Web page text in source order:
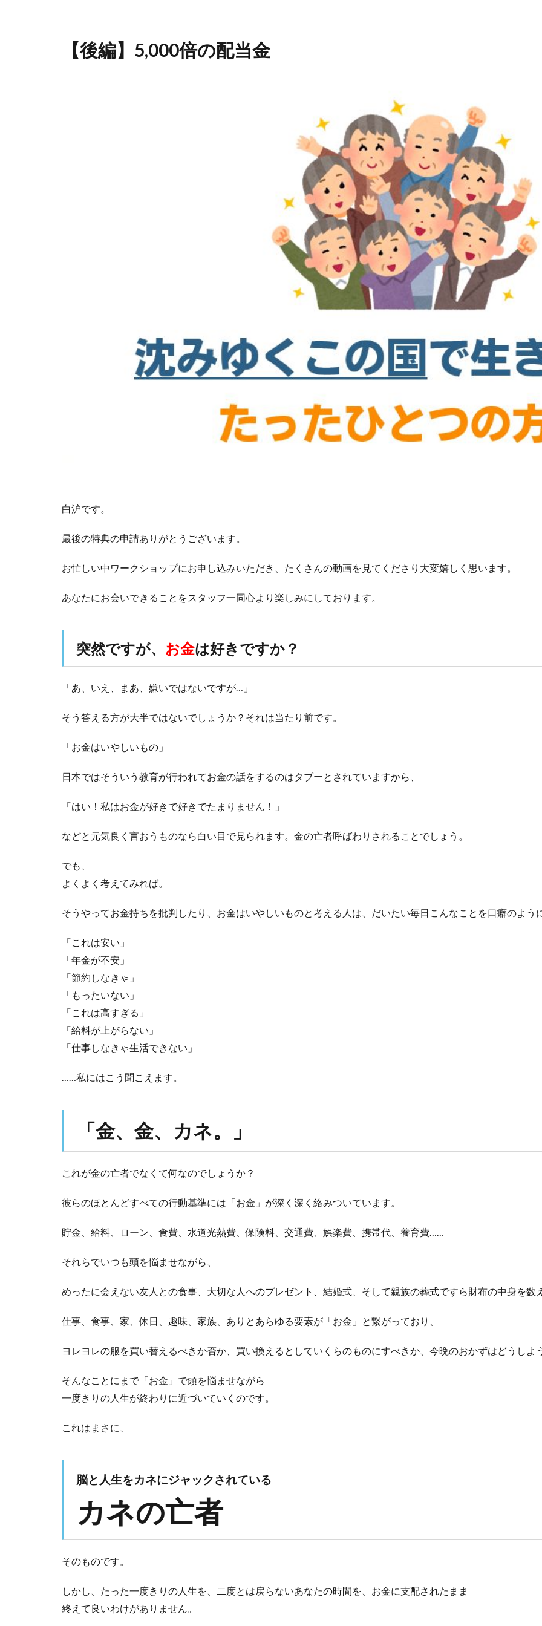
【後編】5,000倍の配当金
白沪です。
最後の特典の申請ありがとうございます。
お忙しい中ワークショップにお申し込みいただき、たくさんの動画を見てくださり大変嬉しく思います。
あなたにお会いできることをスタッフ一同心より楽しみにしております。
突然ですが、 お金は好きですか？
「あ、いえ、まあ、嫌いではないですが…」
そう答える方が大半ではないでしょうか？それは当たり前です。
「お金はいやしいもの」
日本ではそういう教育が行われてお金の話をするのはタブーとされていますから、
「はい！私はお金が好きで好きでたまりません！」
などと元気良く言おうものなら白い目で見られます。金の亡者呼ばわりされることでしょう。
でも、
よくよく考えてみれば。
そうやってお金持ちを批判したり、お金はいやしいものと考える人は、だいたい毎日こんなことを口癖のよう
「これは安い」
「年金が不安」
「節約しなきゃ」
「もったいない」
「これは高すぎる」
「給料が上がらない」
「仕事しなきゃ生活できない」
……私にはこう聞こえます。
「金、金、カネ。」
これが金の亡者でなくて何なのでしょうか？
彼らのほとんどすべての行動基準には「お金」が深く深く絡みついています。
貯金、給料、ローン、食費、水道光熱費、保険料、交通費、娯楽費、携帯代、養育費……
それらでいつも頭を悩ませながら、
めったに会えない友人との食事、大切な人へのプレゼント、結婚式、そして親族の葬式ですら財布の中身を数え
仕事、食事、家、休日、趣味、家族、ありとあらゆる要素が「お金」と繋がっており、
ヨレヨレの服を買い替えるべきか否か、買い換えるとしていくらのものにすべきか、今晩のおかずはどうしよ
そんなことにまで「お金」で頭を悩ませながら
一度きりの人生が終わりに近づいていくのです。
これはまさに、
脳と人生をカネにジャックされている
カネの亡者
そのものです。
しかし、たった一度きりの人生を、二度とは戻らないあなたの時間を、お金に支配されたまま
終えて良いわけがありません。